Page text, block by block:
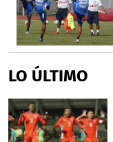
LO ÚLTIMO